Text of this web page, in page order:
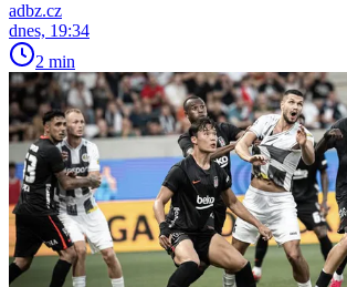
adbz.cz
dnes, 19:34
2 min